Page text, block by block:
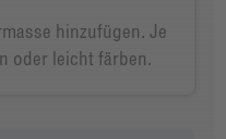
hinzufügen. Je
oder leicht färben.